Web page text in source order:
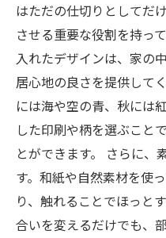
はただの仕切りとしてだ
させる重要な役割を持っ
入れたデザインは、家の
居心地の良さを提供して
には海や空の青、秋には
した印刷や柄を選ぶこと
とができます。 さらに、
す。和紙や自然素材を使
り、触れることでほっと
合いを変えるだけでも、